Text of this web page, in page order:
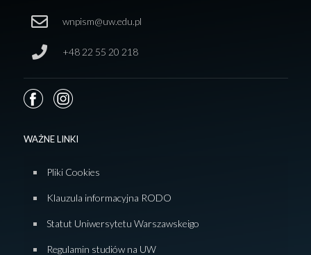
wnpism@uw.edu.pl
+48 22 55 20 218
WAŻNE LINKI
Pliki Cookies
Klauzula informacyjna RODO
Statut Uniwersytetu Warszawskeigo
Regulamin studiów na UW